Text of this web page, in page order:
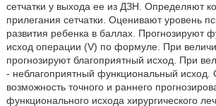
сетчатки у выхода ее из ДЗН. Определяют
прилегания сетчатки. Оценивают уровень
развития ребенка в баллах. Прогнозируют
исход операции (V) по формуле. При
прогнозируют благоприятный исход. При
- неблагоприятный функциональный исход.
возможность точного и раннего
функционального исхода хирургического